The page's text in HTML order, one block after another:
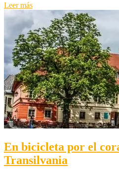
Leer más
En bicicleta por el
Transilvania